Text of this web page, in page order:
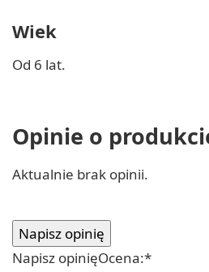
Wiek
Od 6 lat.
Opinie o
Aktualnie brak opinii.
Napisz opinięOcena:*